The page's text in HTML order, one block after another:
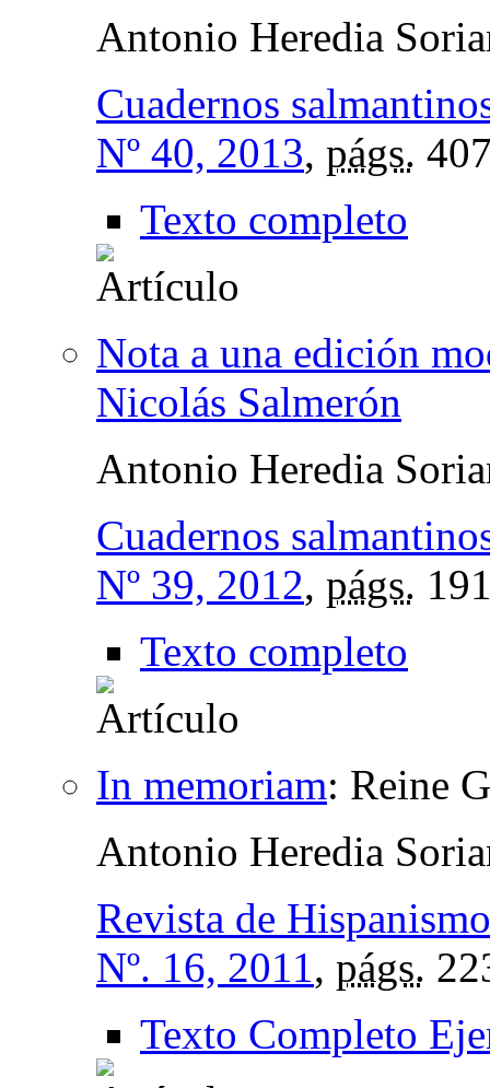
Antonio Heredia
Cuadernos
Nº 40, 2013, págs.
Texto completo
Nota a una edición
Nicolás Salmerón
Antonio Heredia
Cuadernos
Nº 39, 2012, págs.
Texto completo
In memoriam: Reine
Antonio Heredia
Revista de
Nº. 16, 2011, págs.
Texto Completo